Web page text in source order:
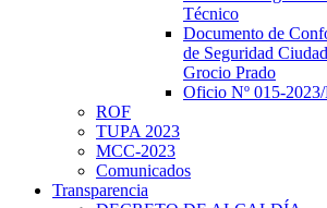
Técnico
Documento de
de Seguridad
Grocio Prado
Oficio Nº 015-
ROF
TUPA 2023
MCC-2023
Comunicados
Transparencia